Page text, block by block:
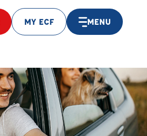
MY ECF MENU